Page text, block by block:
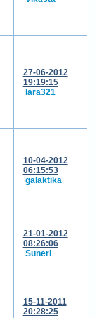
27-06-2012
19:19:15
lara321
10-04-2012
06:15:53
galaktika
21-01-2012
08:26:06
Suneri
15-11-2011
20:28:25